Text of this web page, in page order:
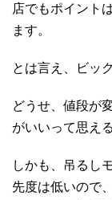
店でもポイント
ます。
とは言え、ビッ
どうせ、値段が
がいいって思え
しかも、吊るし
先度は低いので